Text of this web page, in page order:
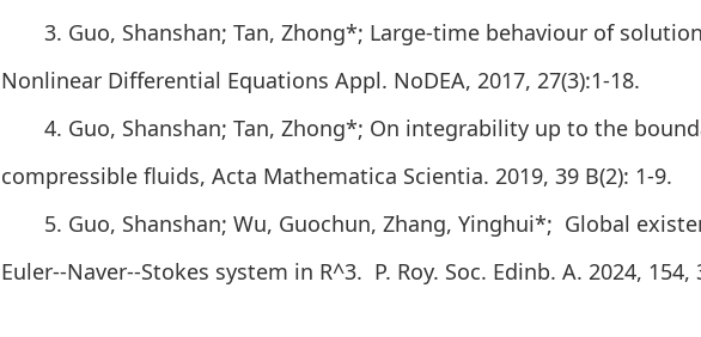
3. Guo, Shanshan; Tan, Zhong*; Large-time behaviour of
Nonlinear Differential Equations Appl. NoDEA, 2017, 27(3):1-18.
4. Guo, Shanshan; Tan, Zhong*; On integrability up to the
compressible fluids, Acta Mathematica Scientia. 2019, 39 B(2): 1-9.
5. Guo, Shanshan; Wu, Guochun, Zhang, Yinghui*; Global
Euler--Naver--Stokes system in R^3. P. Roy. Soc. Edinb. A. 2024, 154,